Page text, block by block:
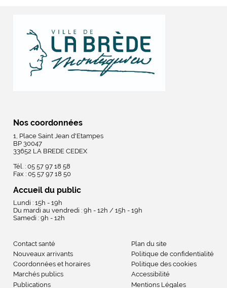
Nos coordonnées
1, Place Saint Jean d'Etampes
BP 30047
33652 LA BREDE CEDEX
Tél. : 05 57 97 18 58
Fax : 05 57 97 18 50
Accueil du public
Lundi : 15h - 19h
Du mardi au vendredi : 9h - 12h / 15h - 19h
Samedi : 9h - 12h
Contact santé
Nouveaux arrivants
Coordonnées et horaires
Marchés publics
Publications
Plan du site
Politique de confidentialité
Politique des cookies
Accessibilité
Mentions Légales